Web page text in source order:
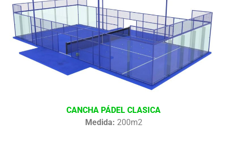
CANCHA PÁDEL CLASICA
Medida: 200m2